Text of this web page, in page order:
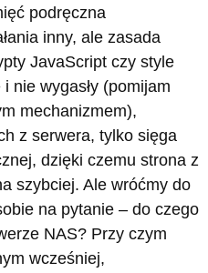
podręczna
inny, ale zasada
JavaScript czy style
nie wygasły (pomijam
mechanizmem),
z serwera, tylko sięga
dzięki czemu strona z
szybciej. Ale wróćmy do
na pytanie – do czego
NAS? Przy czym
wcześniej,